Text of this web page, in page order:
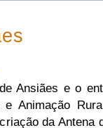
Ansiães e o
Animação
da Antena